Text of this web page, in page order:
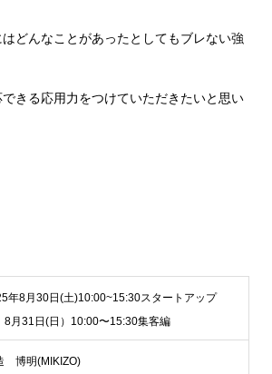
どんなことがあったとしてもブレない強
きる応用力をつけていただきたいと思い
年8月30日(土)10:00~15:30スタートアップ
8月31日(日）10:00〜15:30集客編
博明(MIKIZO)